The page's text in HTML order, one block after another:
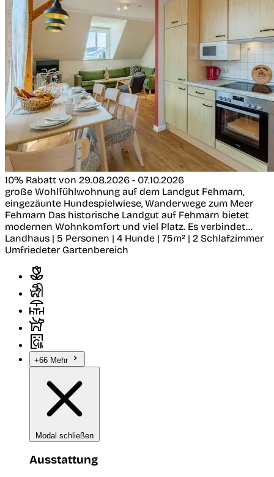
10% Rabatt von 29.08.2026 - 07.10.2026
große Wohlfühlwohnung auf dem Landgut Fehmarn,
eingezäunte Hundespielwiese, Wanderwege zum Meer
Fehmarn Das historische Landgut auf Fehmarn bietet
modernen Wohnkomfort und viel Platz. Es verbindet...
Landhaus | 5 Personen | 4 Hunde | 75m² | 2 Schlafzimmer
Umfriedeter Gartenbereich
+66 Mehr
Modal schließen
Ausstattung